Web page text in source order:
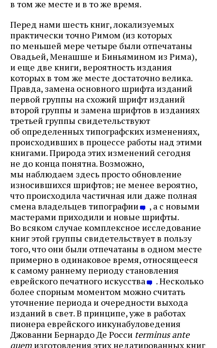
в том же месте и в то же время.
Перед нами шесть книг, локализуемых
практически точно Римом (из которых
по меньшей мере четыре были отпечатаны
Овадьей, Менашше и Биньямином из Рима),
и еще две книги, вероятность издания
которых в том же месте достаточно велика.
Правда, замена основного шрифта изданий
первой группы на схожий шрифт изданий
второй группы и замена шрифтов в изданиях
третьей группы свидетельствуют
об определенных типографских изменениях,
происходивших в процессе работы над этими
книгами. Природа этих изменений сегодня
не до конца понятна. Возможно,
мы наблюдаем здесь просто обновление
износившихся шрифтов; не менее вероятно,
что происходила частичная или даже полная
смена владельцев типографии
, а с новыми
мастерами приходили и новые шрифты.
Во всяком случае комплексное исследование
книг этой группы свидетельствует в пользу
того, что они были отпечатаны в одном месте
примерно в одинаковое время, относящееся
к самому раннему периоду становления
еврейского печатного искусства
. Несколько
более спорным моментом можно считать
уточнение периода и очередности выхода
изданий в свет. В принципе, уже в работах
пионера еврейского инкунабуловедения
Джованни Бернардо Де Росси terminus ante
quemизготовления этих недатированных книг